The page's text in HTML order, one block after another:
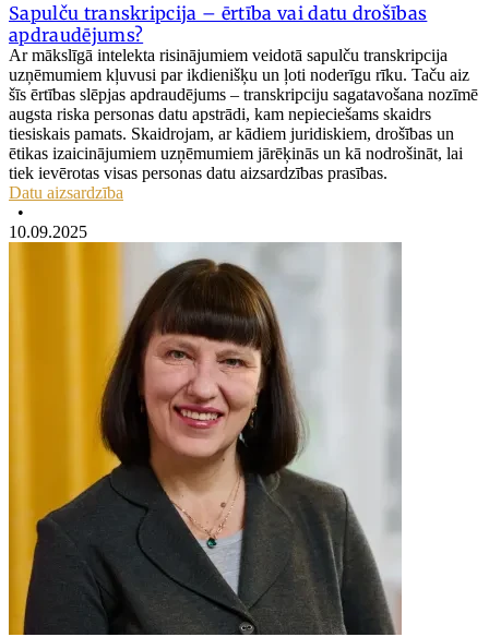
Sapulču transkripcija – ērtība vai datu drošības
apdraudējums?
Ar mākslīgā intelekta risinājumiem veidotā sapulču transkripcija
uzņēmumiem kļuvusi par ikdienišķu un ļoti noderīgu rīku. Taču aiz
šīs ērtības slēpjas apdraudējums – transkripciju sagatavošana nozīmē
augsta riska personas datu apstrādi, kam nepieciešams skaidrs
tiesiskais pamats. Skaidrojam, ar kādiem juridiskiem, drošības un
ētikas izaicinājumiem uzņēmumiem jārēķinās un kā nodrošināt, lai
tiek ievērotas visas personas datu aizsardzības prasības.
Datu aizsardzība
•
10.09.2025